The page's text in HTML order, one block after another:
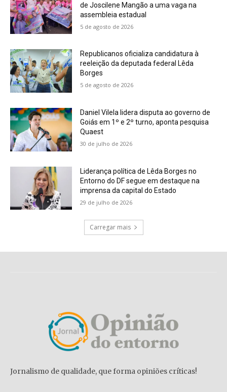
de Joscilene Mangão a uma vaga na
assembleia estadual
5 de agosto de 2026
Republicanos oficializa candidatura à
reeleição da deputada federal Lêda
Borges
5 de agosto de 2026
Daniel Vilela lidera disputa ao governo de
Goiás em 1º e 2º turno, aponta pesquisa
Quaest
30 de julho de 2026
Liderança política de Lêda Borges no
Entorno do DF segue em destaque na
imprensa da capital do Estado
29 de julho de 2026
Carregar mais
Jornalismo de qualidade, que forma opiniões críticas!